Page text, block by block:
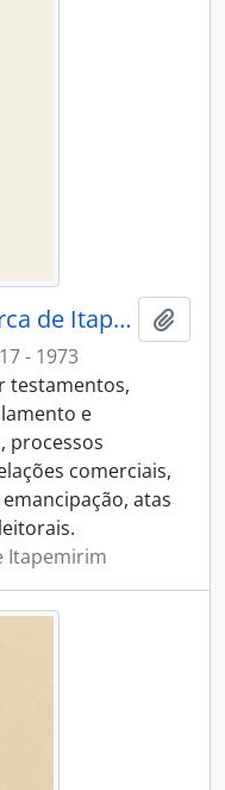
Juízo de Direito da Comarca de Itapemirim
- 1973
testamentos,
e
processos
comerciais,
atas
Itapemirim